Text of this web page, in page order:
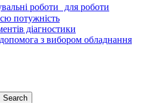
роботи для роботи
потужність
діагностики
з вибором обладнання
Search